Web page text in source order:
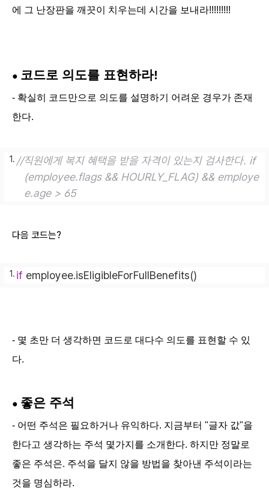
에 그 난장판을 깨끗이 치우는데 시간을 보내라!!!!!!!!!
● 코드로 의도를 표현하라!
- 확실히 코드만으로 의도를 설명하기 어려운 경우가 존재
한다.
//직원에게 복지 혜택을 받을 자격이 있는지 검사한다. if
(employee.flags && HOURLY_FLAG) && employe
e.age > 65
다음 코드는?
if employee.isEligibleForFullBenefits()
- 몇 초만 더 생각하면 코드로 대다수 의도를 표현할 수 있
다.
● 좋은 주석
- 어떤 주석은 필요하거나 유익하다. 지금부터 "글자 값"을
한다고 생각하는 주석 몇가지를 소개한다. 하지만 정말로
좋은 주석은. 주석을 달지 않을 방법을 찾아낸 주석이라는
것을 명심하라.